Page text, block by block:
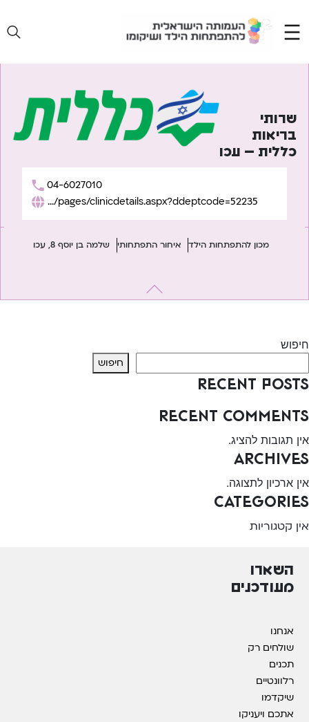
content
שרותי
בריאות
כללית – עכו
04-6027010
https://www.clalit.co.il/he/sefersherut/pages/clinicdetails.aspx?ddeptcode=52235
מכון להתפתחות הילד איחור התפתחותי שלמה בן יוסף 8, עכו
חיפוש
חיפוש
Recent Posts
Recent Comments
אין תגובות להציג.
Archives
אין ארכיון לתצוגה.
Categories
אין קטגוריות
השארו
מעודכנים
אנחנו
שולחים רק
תכנים
רלוונטיים
שיקדמו
אתכם ויעניקו